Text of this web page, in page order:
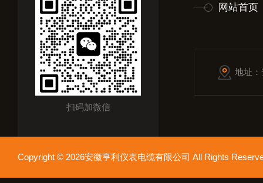
扫码加微信
网站首页
地址
Copyright © 2026安徽亨利仪表电缆有限公司 All Rights